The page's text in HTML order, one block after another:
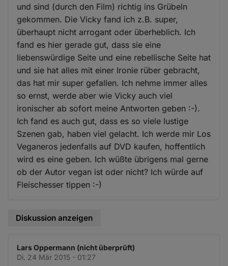
und sind (durch den Film) richtig ins Grübeln
gekommen. Die Vicky fand ich z.B. super,
überhaupt nicht arrogant oder überheblich. Ich
fand es hier gerade gut, dass sie eine
liebenswürdige Seite und eine rebellische Seite hat
und sie hat alles mit einer Ironie rüber gebracht,
das hat mir super gefallen. Ich nehme immer alles
so ernst, werde aber wie Vicky auch viel
ironischer ab sofort meine Antworten geben :-).
Ich fand es auch gut, dass es so viele lustige
Szenen gab, haben viel gelacht. Ich werde mir Los
Veganeros jedenfalls auf DVD kaufen, hoffentlich
wird es eine geben. Ich wüßte übrigens mal gerne
ob der Autor vegan ist oder nicht? Ich würde auf
Fleischesser tippen :-)
Diskussion anzeigen
Lars Oppermann (nicht überprüft)
Di. 24 Mär 2015 - 01:27